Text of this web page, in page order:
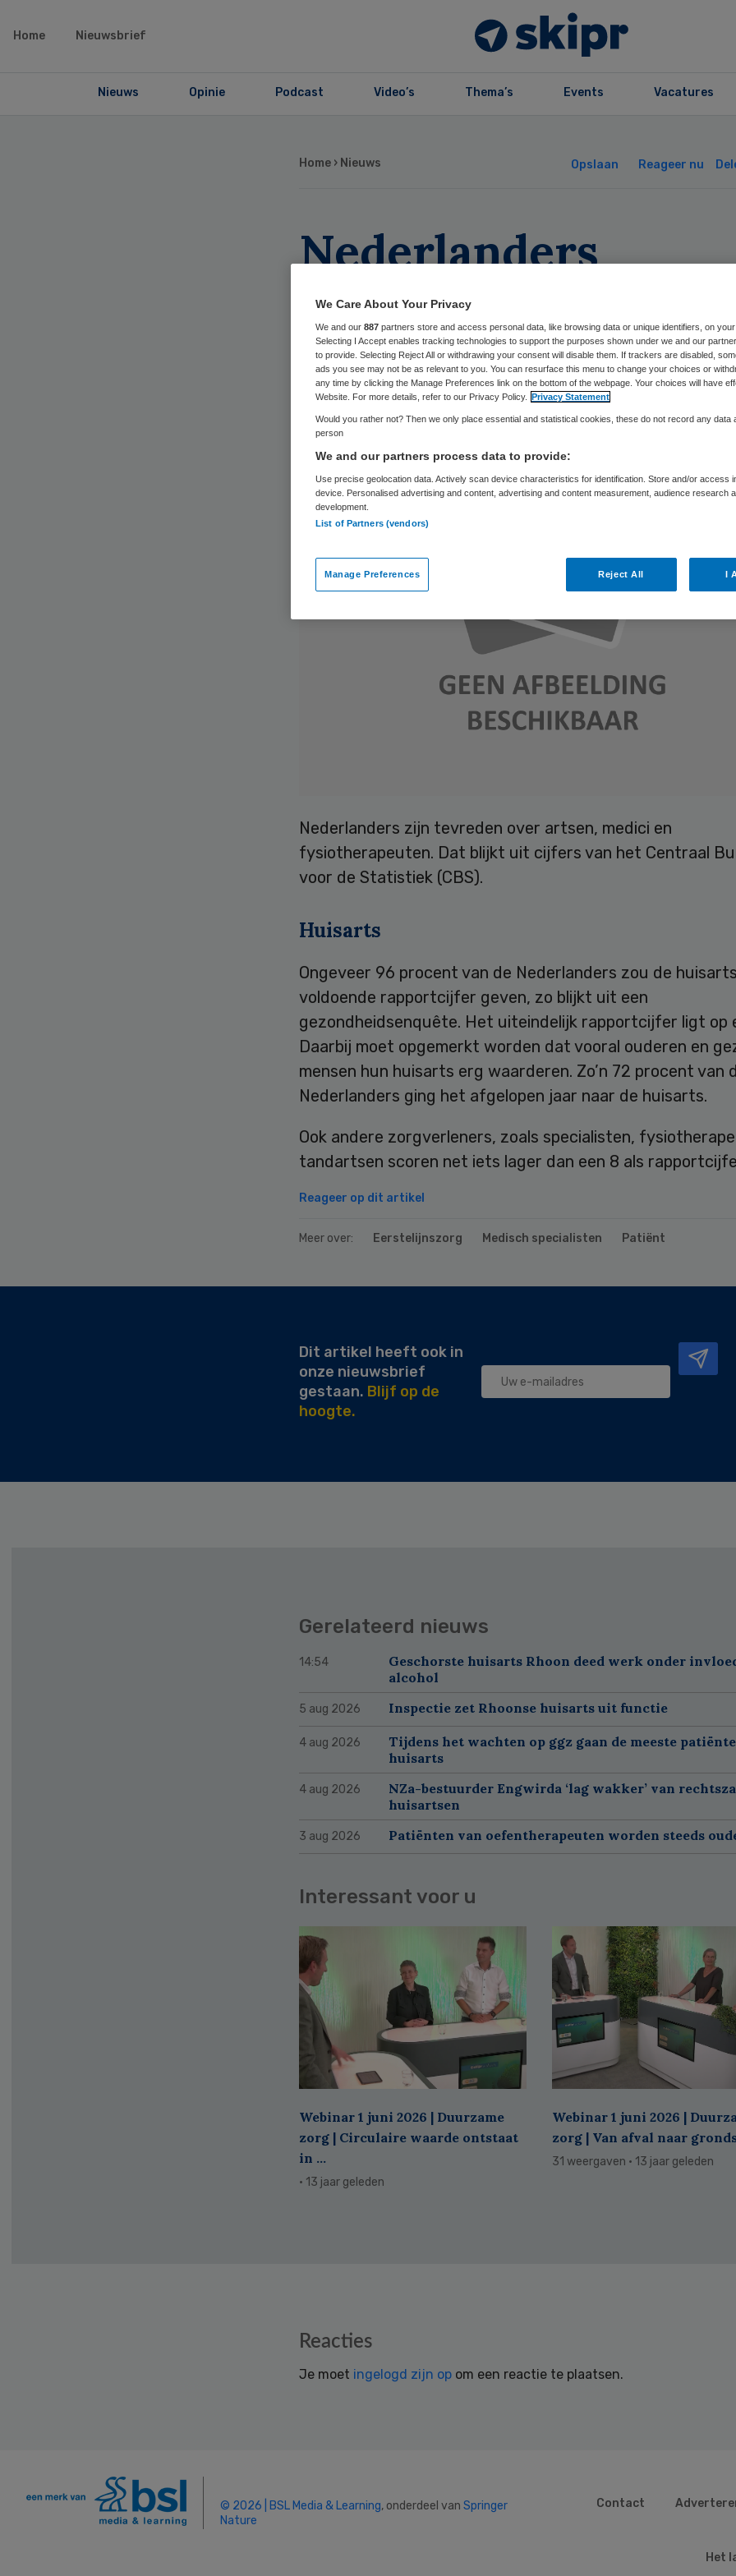
Home Nieuwsbrief
Nieuws Opinie Podcast Video’s Thema’s Events Vacatures
Home › Nieuws Opslaan Reageer nu
Nederlanders
tevreden over artsen
Skipr Redactie 20 september 2012,11:21 48 keer gelezen
Nederlanders zijn tevreden over artsen, medici en
fysiotherapeuten. Dat blijkt uit cijfers van het Centraal
voor de Statistiek (CBS).
Huisarts
Ongeveer 96 procent van de Nederlanders zou de
voldoende rapportcijfer geven, zo blijkt uit een
gezondheidsenquête. Het uiteindelijk rapportcijfer ligt op
Daarbij moet opgemerkt worden dat vooral ouderen en
mensen hun huisarts erg waarderen. Zo’n 72 procent van
Nederlanders ging het afgelopen jaar naar de huisarts.
Ook andere zorgverleners, zoals specialisten,
tandartsen scoren net iets lager dan een 8 als
Reageer op dit artikel
Meer over: Eerstelijnszorg Medisch specialisten Patiënt
Dit artikel heeft ook in
onze nieuwsbrief
gestaan. Blijf op de
hoogte.
Gerelateerd nieuws
14:54
Geschorste huisarts Rhoon deed werk onder
alcohol
5 aug 2026 Inspectie zet Rhoonse huisarts uit functie
4 aug 2026
Tijdens het wachten op ggz gaan de meeste
huisarts
4 aug 2026
NZa-bestuurder Engwirda ‘lag wakker’ van
huisartsen
3 aug 2026 Patiënten van oefentherapeuten worden steeds
Interessant voor u
Webinar 1 juni 2026 | Duurzame
zorg | Circulaire waarde ontstaat
in ...
· 13 jaar geleden
Webinar 1 juni 2026 |
zorg | Van afval naar
31 weergaven · 13 jaar geleden
Reacties
Je moet ingelogd zijn op om een reactie te plaatsen.
© 2026 | BSL Media & Learning, onderdeel van Springer
Nature
Contact
Het
We Care About Your Privacy
We and our 887 partners store and access personal data, like browsing data or unique identifiers, on your
Selecting I Accept enables tracking technologies to support the purposes shown under we and our
to provide. Selecting Reject All or withdrawing your consent will disable them. If trackers are disabled,
ads you see may not be as relevant to you. You can resurface this menu to change your choices or
any time by clicking the Manage Preferences link on the bottom of the webpage. Your choices will have
Website. For more details, refer to our Privacy Policy. Privacy Statement
Would you rather not? Then we only place essential and statistical cookies, these do not record any data
person
We and our partners process data to provide:
Use precise geolocation data. Actively scan device characteristics for identification. Store and/or access
device. Personalised advertising and content, advertising and content measurement, audience research
development.
List of Partners (vendors)
Manage Preferences Reject All I